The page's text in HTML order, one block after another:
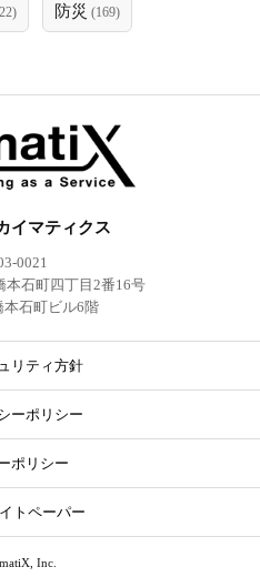
防災 (169)
イマティクス
0021
本石町四丁目2番16号
本石町ビル6階
リティ方針
ーポリシー
ポリシー
トペーパー
Inc.